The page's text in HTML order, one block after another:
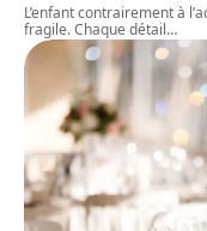
L’enfant contrairement à
fragile. Chaque détail…